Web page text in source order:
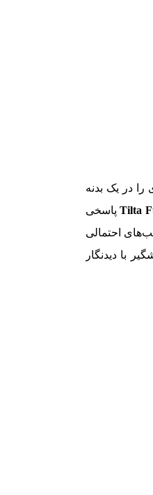
را در یک بدنه
پاسخی
احتمالی
با دیدنگار